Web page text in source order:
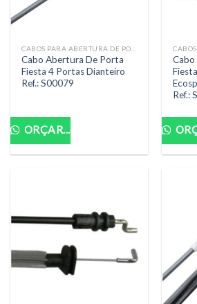
Cabo Abertura De Porta
Fiesta 4 Portas Dianteiro
Ref.: S00079
ORÇAR...
Ref.: